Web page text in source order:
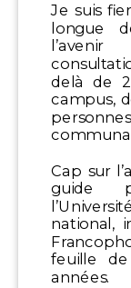
Je suis
longue
delà de
campus,
Cap sur
guide
national,
feuille
années.